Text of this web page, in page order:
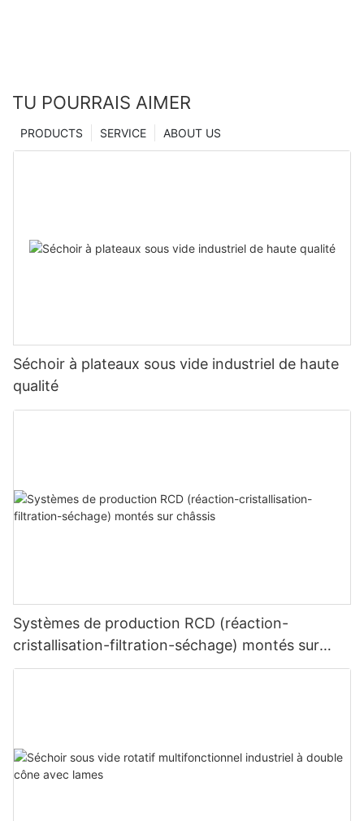
TU POURRAIS AIMER
ABOUT US
SERVICE
PRODUCTS
Séchoir à plateaux sous vide industriel de haute
qualité
Systèmes de production RCD (réaction-
cristallisation-filtration-séchage) montés sur
châssis